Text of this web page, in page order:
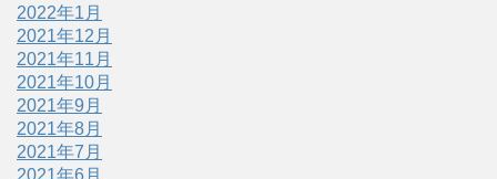
2022年1月
2021年12月
2021年11月
2021年10月
2021年9月
2021年8月
2021年7月
2021年6月